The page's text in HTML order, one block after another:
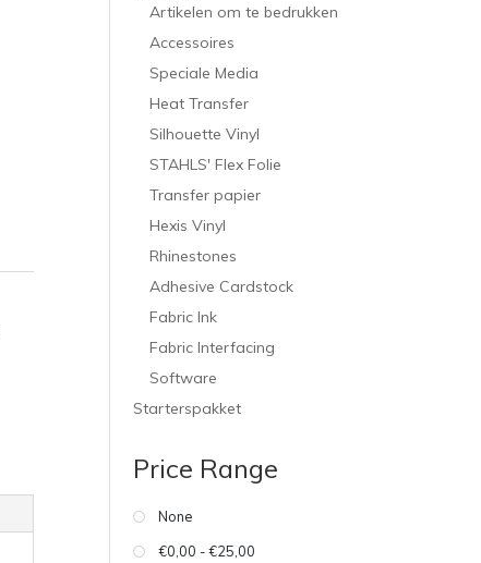
Artikelen om te bedrukken
Accessoires
Speciale Media
Heat Transfer
Silhouette Vinyl
STAHLS' Flex Folie
Transfer papier
Hexis Vinyl
Rhinestones
Adhesive Cardstock
Fabric Ink
Fabric Interfacing
Software
Starterspakket
Price Range
None
€0,00 - €25,00